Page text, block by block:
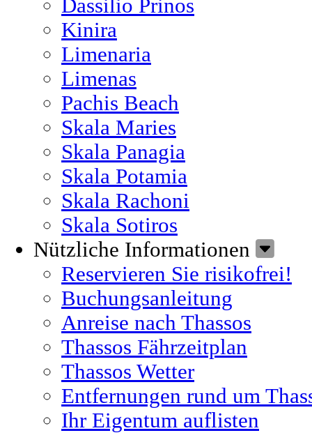
Dassilio Prinos
Kinira
Limenaria
Limenas
Pachis Beach
Skala Maries
Skala Panagia
Skala Potamia
Skala Rachoni
Skala Sotiros
Nützliche Informationen
Reservieren Sie risikofrei!
Buchungsanleitung
Anreise nach Thassos
Thassos Fährzeitplan
Thassos Wetter
Entfernungen rund um
Ihr Eigentum auflisten